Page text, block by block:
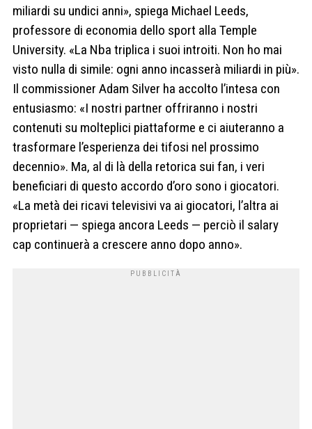
miliardi su undici anni», spiega Michael Leeds,
professore di economia dello sport alla Temple
University. «La Nba triplica i suoi introiti. Non ho mai
visto nulla di simile: ogni anno incasserà miliardi in più».
Il commissioner Adam Silver ha accolto l’intesa con
entusiasmo: «I nostri partner offriranno i nostri
contenuti su molteplici piattaforme e ci aiuteranno a
trasformare l’esperienza dei tifosi nel prossimo
decennio». Ma, al di là della retorica sui fan, i veri
beneficiari di questo accordo d’oro sono i giocatori.
«La metà dei ricavi televisivi va ai giocatori, l’altra ai
proprietari — spiega ancora Leeds — perciò il salary
cap continuerà a crescere anno dopo anno».